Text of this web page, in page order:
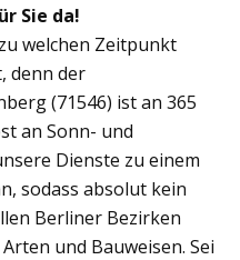
Sie da!
welchen Zeitpunkt
denn der
(71546) ist an 365
an Sonn- und
Dienste zu einem
sodass absolut kein
Berliner Bezirken
und Bauweisen. Sei